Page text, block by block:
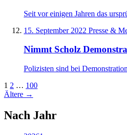
Seit vor einigen Jahren das
15. September 2022 Presse &
Nimmt Scholz
Polizisten sind bei
1 2 … 100
Ältere →
Nach Jahr